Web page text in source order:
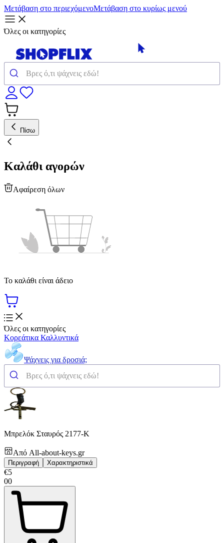
Μετάβαση στο περιεχόμενοΜετάβαση στο κυρίως μενού
Όλες οι κατηγορίες
Πίσω
Καλάθι αγορών
Αφαίρεση όλων
Το καλάθι είναι άδειο
Όλες οι κατηγορίες
Κορεάτικα Καλλυντικά
Ψάχνεις για δροσιά;
Μπρελόκ Σταυρός 2177-K
Από All-about-keys.gr
Περιγραφή Χαρακτηριστικά
€5
00